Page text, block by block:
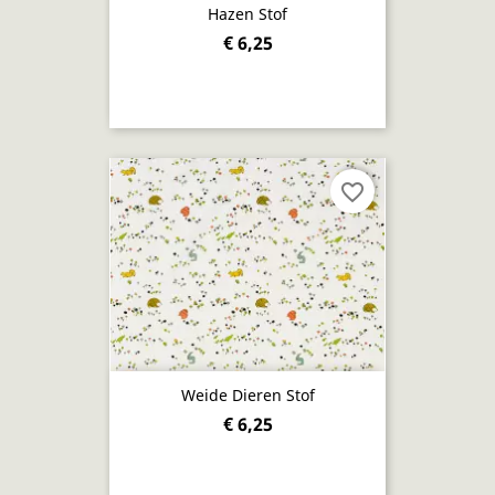
Hazen Stof
€ 6,25
Weide Dieren Stof
€ 6,25
favorite_border